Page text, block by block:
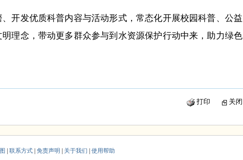
发优质科普内容与活动形式，常态化开展校园科普、公益
理念，带动更多群众参与到水资源保护行动中来，助力绿色
打印 关闭
联系方式| 免责声明 关于我们 使用帮助